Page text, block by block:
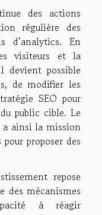
des actions
régulière des
d’analytics. En
visiteurs et la
devient possible
de modifier les
SEO pour
public cible. Le
a ainsi la mission
proposer des
repose
des mécanismes
à réagir